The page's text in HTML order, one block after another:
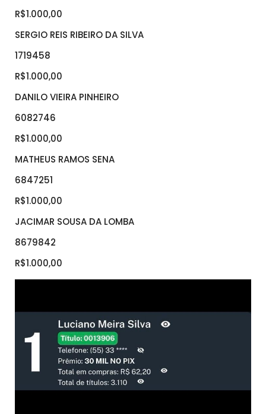
R$1.000,00
SERGIO REIS RIBEIRO DA SILVA
1719458
R$1.000,00
DANILO VIEIRA PINHEIRO
6082746
R$1.000,00
MATHEUS RAMOS SENA
6847251
R$1.000,00
JACIMAR SOUSA DA LOMBA
8679842
R$1.000,00